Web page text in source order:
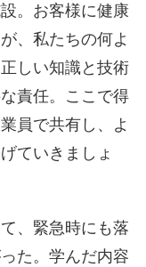
。お客様に健康
、私たちの何よ
しい知識と技術
責任。ここで得
員で共有し、よ
ていきましょ
、緊急時にも落
た。学んだ内容